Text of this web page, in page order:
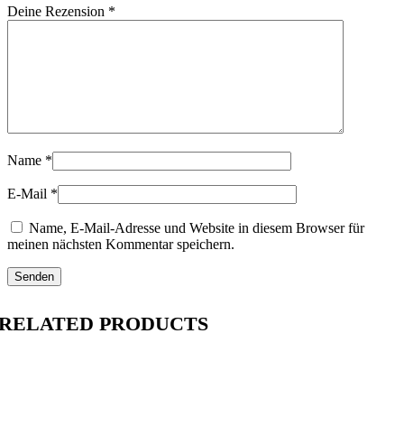
Deine Rezension *
Name *
E-Mail *
Name, E-Mail-Adresse und Website in diesem Browser für
meinen nächsten Kommentar speichern.
PRODUCTS